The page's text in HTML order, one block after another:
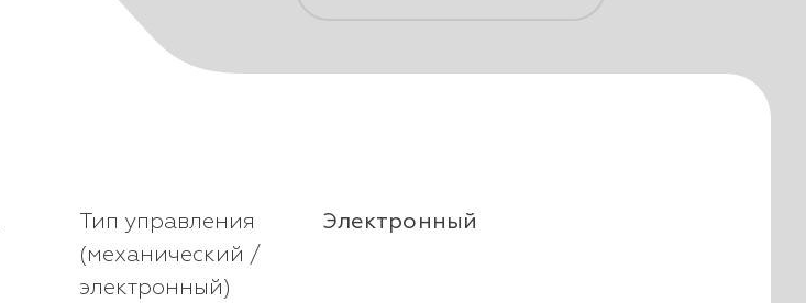
Тип управления
(механический /
электронный)
Электронный